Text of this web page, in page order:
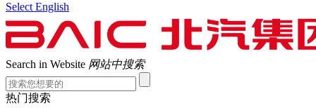
Select English
Search in Website 网站中搜索
热门搜索